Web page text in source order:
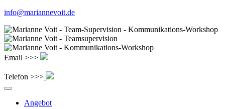
info@mariannevoit.de
Email >>>
Telefon >>>
Angebot